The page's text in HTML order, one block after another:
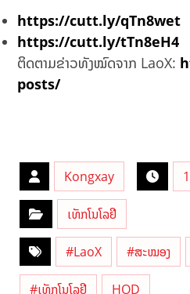
https://cutt.ly/qTn8wet
https://cutt.ly/tTn8eH4
ຕິດຕາມຂ່າວທັງໝົດຈາກ LaoX:
posts/
Kongxay
ເທັກໂນໂລຢີ
#LaoX #ສະໝອງ
#ເທັກໂນໂລຢີ HOD